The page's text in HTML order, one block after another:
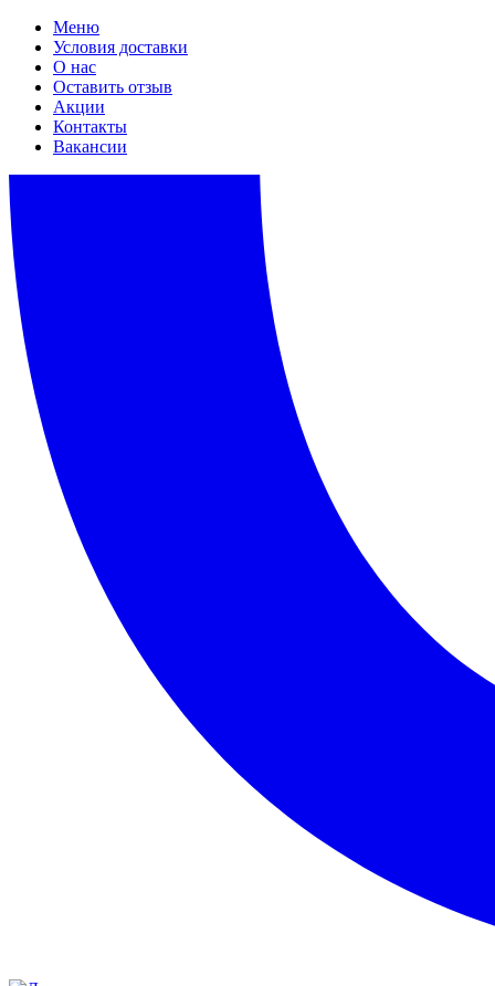
Меню
Условия доставки
О нас
Оставить отзыв
Акции
Контакты
Вакансии